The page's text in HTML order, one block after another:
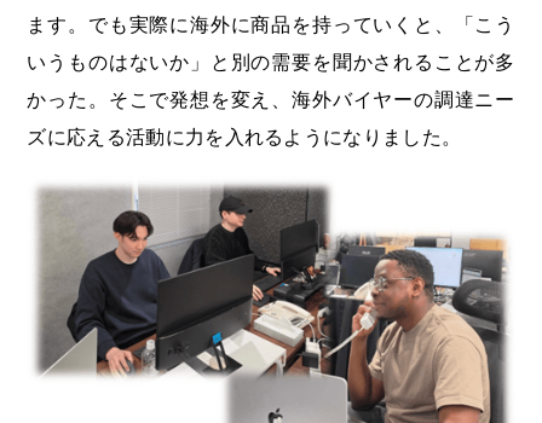
ます。でも実際に海外に商品を持っていくと、「こう
いうものはないか」と別の需要を聞かされることが多
かった。そこで発想を変え、海外バイヤーの調達ニー
ズに応える活動に力を入れるようになりました。